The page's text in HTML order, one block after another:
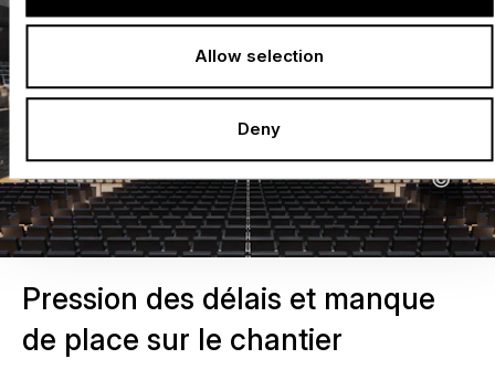
Allow selection
Deny
Pression des délais et manque
de place sur le chantier